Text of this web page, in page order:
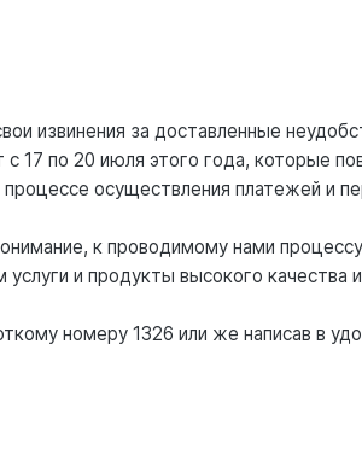
извинения за доставленные
17 по 20 июля этого года, которые
осуществления платежей и
к проводимому нами
услуги и продукты высокого
номеру 1326 или же написав в